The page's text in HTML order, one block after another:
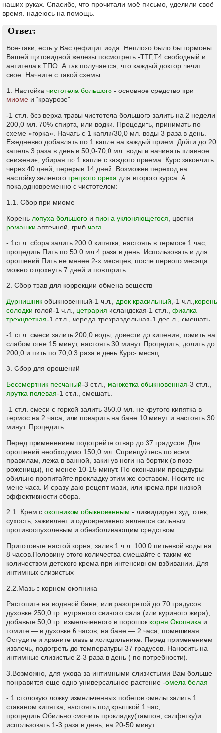
наших руках. Спасибо, что прочитали моё письмо, уделили своё
время. надеюсь на помощь.
Ответ:
Все-таки, есть у Вас дефицит йода. Неплохо было бы гормоны
Вашей щитовидной железы посмотреть -ТТГ,Т4 свободный и
антитела к ТПО. А так получается, что каждый доктор лечит
свое. Начните с такой схемы:
1. Настойка чистотела большого - основное средство при
миоме и "краурозе"
-1 ст.л. без верха травы чистотела большого залить на 2 недели
200,0 мл. 70% спирта, или водки. Процедить, принимать по
схеме «горка». Начать с 1 капли/30,0 мл. воды 3 раза в день.
Ежедневно добавлять по 1 капле на каждый прием. Дойти до 20
капель 3 раза в день в 50,0-70,0 мл. воды и начинать плавное
снижение, убирая по 1 капле с каждого приема. Курс закончить
через 40 дней, перерыв 14 дней. Возможен переход на
настойку зеленого грецкого ореха для второго курса. А
пока,одновременно с чистотелом:
1.1. Сбор при миоме
Корень лопуха большого и пиона уклоняющегося , цветки
ромашки аптечной, гриб чага
- 1ст.л. сбора залить 200.0 кипятка, настоять в термосе 1 час,
процедить.Пить по 50.0 мл 4 раза в день. Использовать и для
орошений.Пить не менее 2-х месяцев, после первого месяца
можно отдохнуть 7 дней и повторить.
2. Сбор трав для коррекции обмена веществ
Дурнишник обыкновенный-1 ч.л., дрок красильный ,-1 ч.л., корень
солодки голой-1 ч.л., цетрария исландская-1 ст.л., фиалка
трехцветная-1 ст.л., череда трехраздельная-1 дес.л., смешать
-1 ст.л. смеси залить 200,0 воды, довести до кипения, томить на
слабом огне 15 минут, настоять 30 минут. Процедить, долить до
200,0 и пить по 70,0 3 раза в день.Курс- месяц.
3. Сбор для орошений
Бессмертник песчаный-3 ст.л., манжетка обыкновенная-3 ст.л.,
ярутка полевая-1 ст.л., смешать.
-1 ст.л. смеси с горкой залить 350,0 мл. не крутого кипятка в
термос на 2 часа, или поварить на бане 10 минут и настоять 30
минут. Процедить.
Перед применением подогрейте отвар до 37 градусов. Для
орошений необходимо 150,0 мл. Спринцуйтесь по всем
правилам, лежа в ванной, закинув ноги на бортик (в позе
роженицы), не менее 10-15 минут. По окончании процедуры
обильно пропитайте прокладку этим же составом. Носите не
мене часа. И сразу даю рецепт мази, или крема при низкой
эффективности сбора.
2.1. Крем с окопником обыкновенным - ликвидирует зуд, отек,
сухость; заживляет и одновременно является сильным
противоопухолевым и обезболивающим средством.
Приготовьте настой корня, залив 1 ч.л. 100,0 питьевой воды на
8 часов.Половину этого количества смешайте с таким же
количеством детского крема при интенсивном взбивании. Для
интимных слизистых
2.2.Мазь с корнем окопника
Растопите на водяной бане, или разогретой до 70 градусов
духовке 250,0 гр. нутряного свиного сала (или куриного жира),
добавьте 50,0 гр. измельченного в порошок корня Окопника и
томите — в духовке 6 часов, на бане — 2 часа, помешивая.
Остудите и храните мазь в холодильнике. Перед применением
извлечь, подогреть до температуры 37 градусов. Наносить на
интимные слизистые 2-3 раза в день ( по потребности).
3.Возможно, для ухода за интимными слизистыми Вам больше
понравится еще одно универсальное растение -омела белая
- 1 столовую ложку измельченных побегов омелы залить 1
стаканом кипятка, настоять под крышкой 1 час,
процедить.Обильно смочить прокладку(тампон, салфетку)и
использовать 1-3 раза в день, на 20-50 минут.